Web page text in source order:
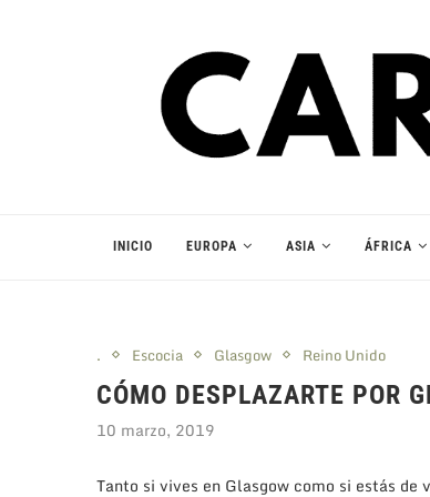
INICIO EUROPA ASIA ÁFRICA
. Escocia Glasgow Reino Unido
CÓMO DESPLAZARTE POR
10 marzo, 2019
Tanto si vives en Glasgow como si estás de